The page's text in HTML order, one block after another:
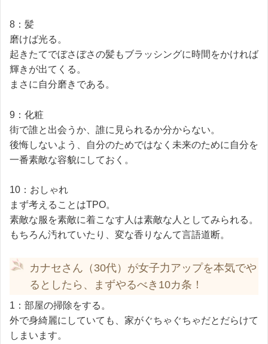
8：髪
磨けば光る。
起きたてでぼさぼさの髪もブラッシングに時間をかければ
輝きが出てくる。
まさに自分磨きである。
9：化粧
街で誰と出会うか、誰に見られるか分からない。
後悔しないよう、自分のためではなく未来のために自分を
一番素敵な容貌にしておく。
10：おしゃれ
まず考えることはTPO。
素敵な服を素敵に着こなす人は素敵な人としてみられる。
もちろん汚れていたり、変な香りなんて言語道断。
カナセさん（30代）が女子力アップを本気でや
るとしたら、まずやるべき10カ条！
1：部屋の掃除をする。
外で身綺麗にしていても、家がぐちゃぐちゃだとだらけて
しまいます。